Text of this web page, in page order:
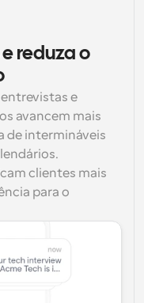
reduza o
e
avancem mais
de intermináveis
clientes mais
para o